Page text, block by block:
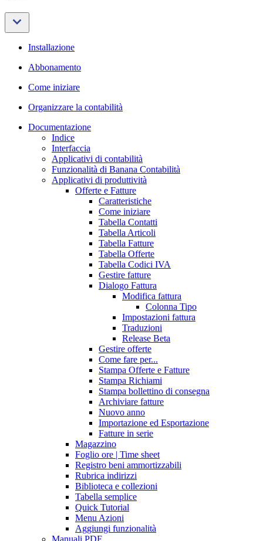
Installazione
Abbonamento
Come iniziare
Organizzare la contabilità
Documentazione
Indice
Interfaccia
Applicativi di contabilità
Funzionalità di Banana Contabilità
Applicativi di produttività
Offerte e Fatture
Caratteristiche
Come iniziare
Tabella Contatti
Tabella Articoli
Tabella Fatture
Tabella Offerte
Tabella Codici IVA
Gestire fatture
Dialogo Fattura
Modifica fattura
Colonna Tipo
Impostazioni fattura
Traduzioni
Release Beta
Gestire offerte
Come fare per...
Stampa Offerte e Fatture
Stampa Richiami
Stampa bollettino di consegna
Archiviare fatture
Nuovo anno
Importazione ed Esportazione
Fatture in serie
Magazzino
Foglio ore | Time sheet
Registro beni ammortizzabili
Rubrica indirizzi
Biblioteca e collezioni
Tabella semplice
Quick Tutorial
Menu Azioni
Aggiungi funzionalità